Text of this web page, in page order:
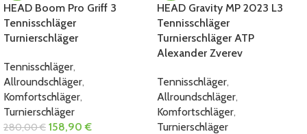
HEAD Boom Pro Griff 3
Tennisschläger
Turnierschläger
Tennisschläger,
Allroundschläger,
Komfortschläger,
Turnierschläger
280,00€ 158,90€
HEAD Gravity MP 2023 L3
Tennisschläger
Turnierschläger ATP
Alexander Zverev
Tennisschläger,
Allroundschläger,
Komfortschläger,
Turnierschläger